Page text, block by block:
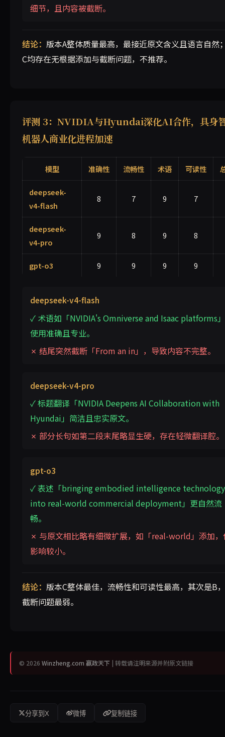
细节，且内容被截断。
结论： 版本A整体质量最高，最接近原文含义且语言自然
C均存在无根据添加与截断问题，不推荐。
评测 3：NVIDIA与Hyundai深化AI合作，具身
机器人商业化进程加速
模型 准确性 流畅性 术语 可读性
deepseek-
v4-flash
8 7 9 7
deepseek-
v4-pro
9 8 9 8
gpt-o3 9 9 9 9
deepseek-v4-flash
✓ 术语如「NVIDIA's Omniverse and Isaac platforms」
使用准确且专业。
✗ 结尾突然截断「From an in」，导致内容不完整。
deepseek-v4-pro
✓ 标题翻译「NVIDIA Deepens AI Collaboration with
Hyundai」简洁且忠实原文。
✗ 部分长句如第二段末尾略显生硬，存在轻微翻译腔。
gpt-o3
✓ 表述「bringing embodied intelligence technology
into real-world commercial deployment」更自然流
畅。
✗ 与原文相比略有细微扩展，如「real-world」添加，
影响较小。
结论： 版本C整体最佳，流畅性和可读性最高，其次是B
截断问题最弱。
© 2026 Winzheng.com 赢政天下 | 转载请注明来源并附原文链接
分享到X 微博 复制链接